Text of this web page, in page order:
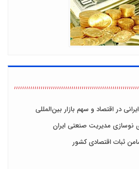
در اقتصاد و سهم بازار بین‌المللی
نوسازی مدیریت صنعتی ایران
ثبات اقتصادی کشور